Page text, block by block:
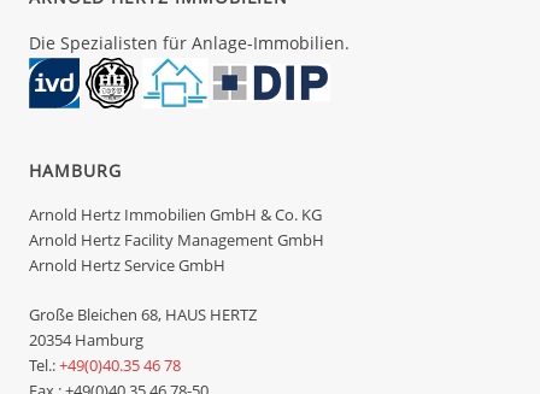
Die Spezialisten für Anlage-Immobilien.
HAMBURG
Arnold Hertz Immobilien GmbH & Co. KG
Arnold Hertz Facility Management GmbH
Arnold Hertz Service GmbH
Große Bleichen 68, HAUS HERTZ
20354 Hamburg
Tel.:+49(0)40.35 46 78